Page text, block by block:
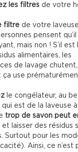
les filtres de votre
filtre de votre
pensent
mais non ! S’il est
alimentaires, les
de lavage
ça use
le congélateur, au
qui est de la laveuse
trop de savon peut
et laisser des résidus
Surtout pour les
Ainsi, ce n’est